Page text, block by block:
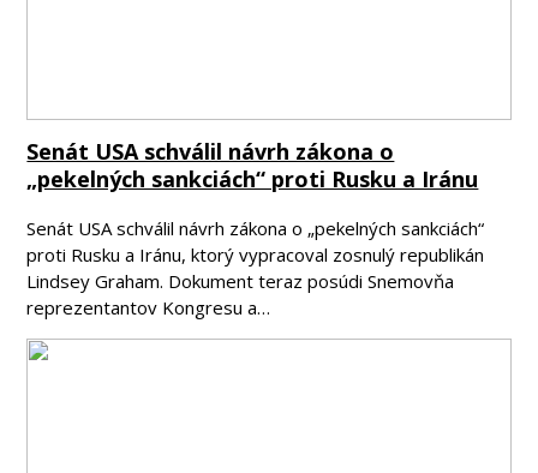
Senát USA schválil návrh zákona o
„pekelných sankciách“ proti Rusku a Iránu
Senát USA schválil návrh zákona o „pekelných sankciách“
proti Rusku a Iránu, ktorý vypracoval zosnulý republikán
Lindsey Graham. Dokument teraz posúdi Snemovňa
reprezentantov Kongresu a…